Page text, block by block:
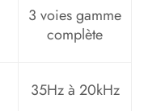
3 voies gamme
complète
35Hz à 20kHz